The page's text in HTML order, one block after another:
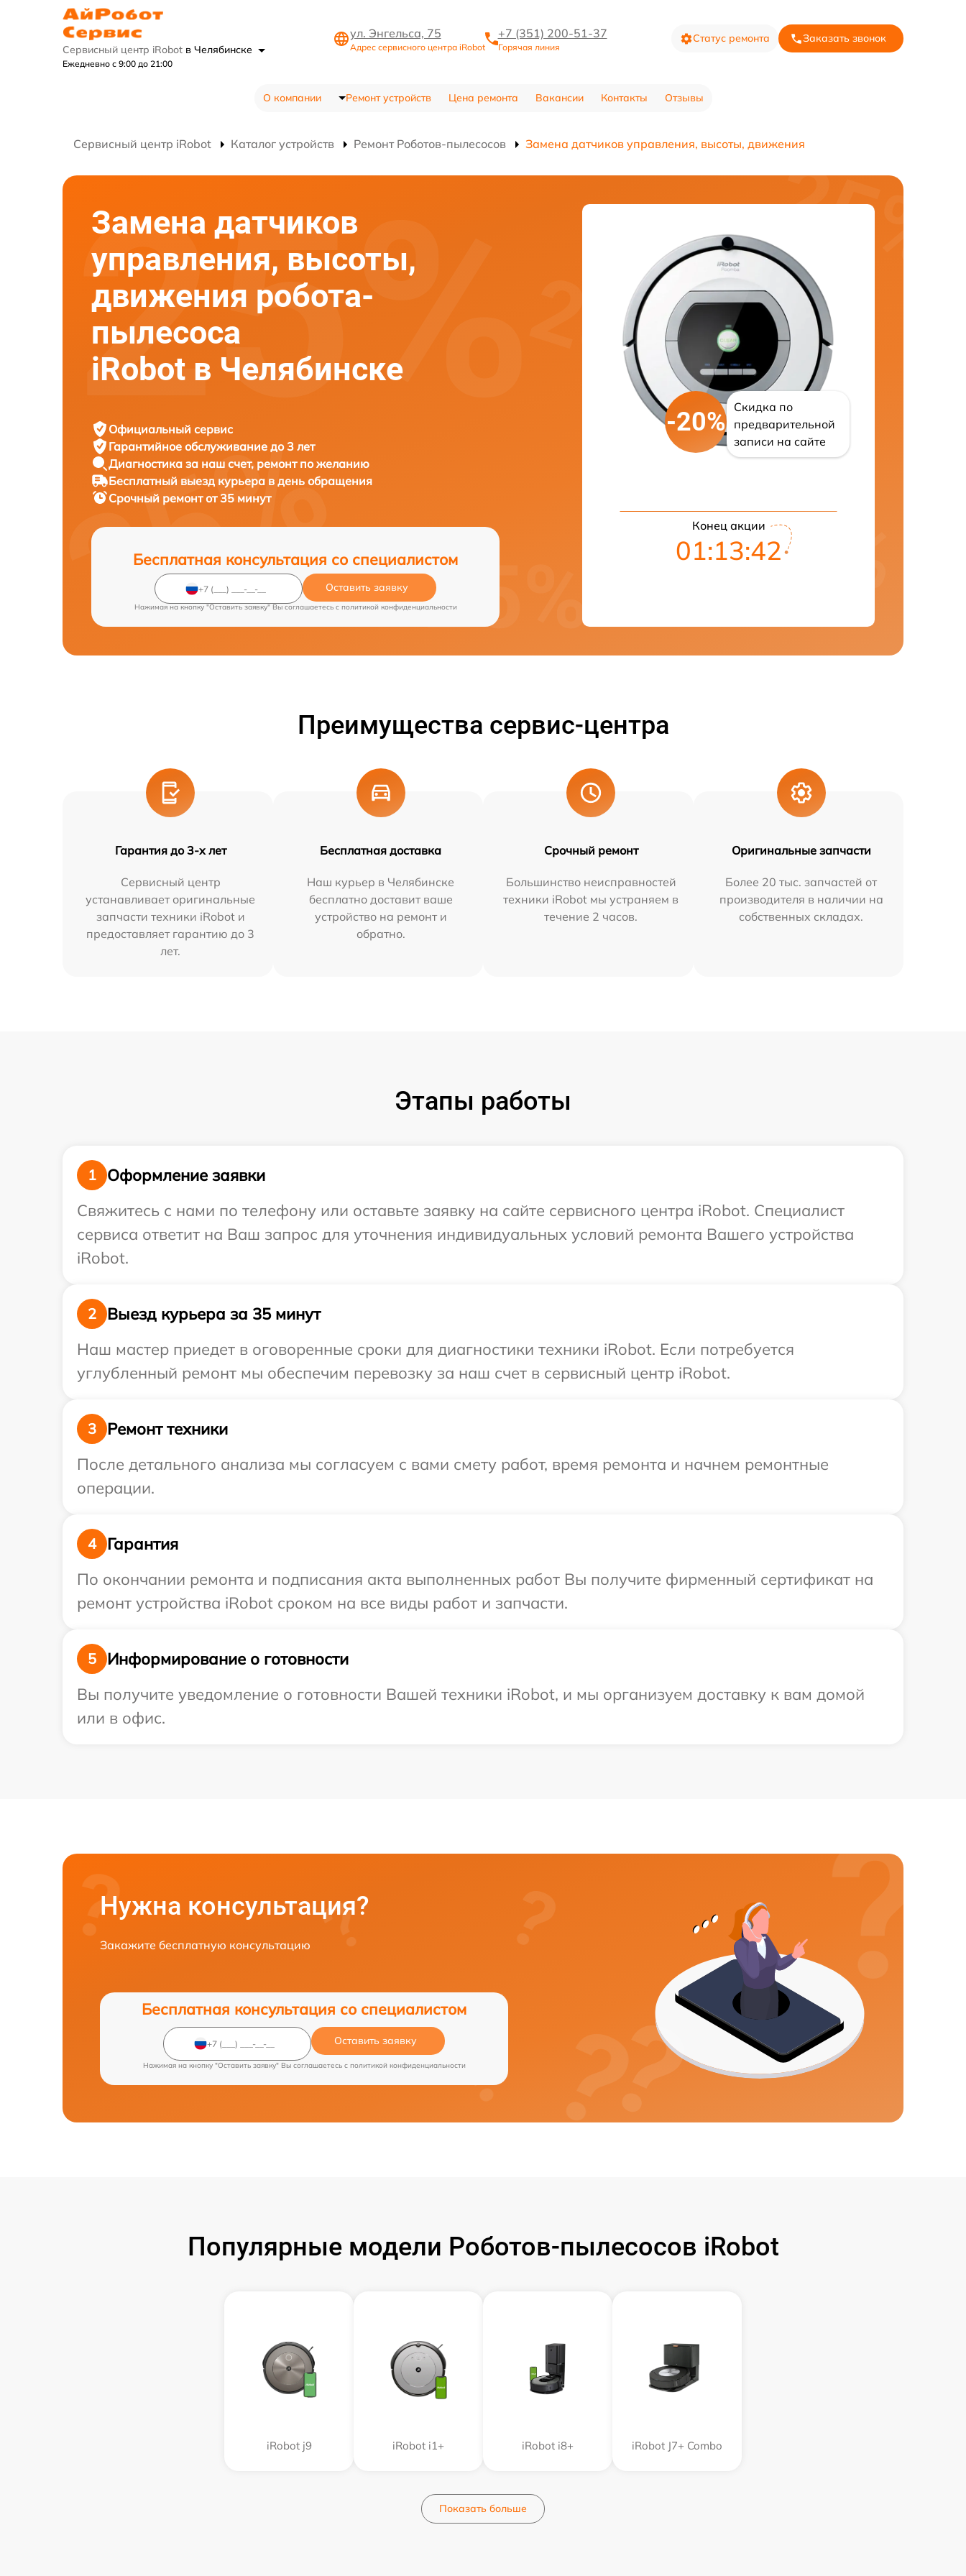
Сервисный центр iRobot в Челябинске
Ежедневно с 9:00 до 21:00
ул. Энгельса, 75
Адрес сервисного центра iRobot
+7 (351) 200-51-37
Горячая линия
Статус ремонта Заказать звонок
О компании Ремонт устройств Цена ремонта Вакансии Контакты Отзывы
Сервисный центр iRobot Каталог устройств Ремонт Роботов-пылесосов Замена датчиков управления, высоты, движения
Замена датчиков
управления, высоты,
движения робота-
пылесоса
iRobot в Челябинске
Официальный сервис
Гарантийное обслуживание до 3 лет
Диагностика за наш счет, ремонт по желанию
Бесплатный выезд курьера в день обращения
Срочный ремонтот 35 минут
Бесплатная консультация со специалистом
Оставить заявку
Нажимая на кнопку "Оставить заявку" Вы соглашаетесь c политикой конфиденциальности
-20%
Скидка по
предварительной
записи на сайте
Конец акции
01:13:42
Преимущества сервис-центра
Гарантия до 3-х лет
Сервисный центр
устанавливает оригинальные
запчасти техники iRobot и
предоставляет гарантию до 3
лет.
Бесплатная доставка
Наш курьер в Челябинске
бесплатно доставит ваше
устройство на ремонт и
обратно.
Срочный ремонт
Большинство неисправностей
техники iRobot мы устраняем в
течение 2 часов.
Оригинальные запчасти
Более 20 тыс. запчастей от
производителя в наличии на
собственных складах.
Этапы работы
1
Оформление заявки
Свяжитесь с нами по телефону или оставьте заявку на сайте сервисного центра iRobot. Специалист
сервиса ответит на Ваш запрос для уточнения индивидуальных условий ремонта Вашего устройства
iRobot.
2
Выезд курьера за 35 минут
Наш мастер приедет в оговоренные сроки для диагностики техники iRobot. Если потребуется
углубленный ремонт мы обеспечим перевозку за наш счет в сервисный центр iRobot.
3
Ремонт техники
После детального анализа мы согласуем с вами смету работ, время ремонта и начнем ремонтные
операции.
4
Гарантия
По окончании ремонта и подписания акта выполненных работ Вы получите фирменный сертификат на
ремонт устройства iRobot сроком на все виды работ и запчасти.
5
Информирование о готовности
Вы получите уведомление о готовности Вашей техники iRobot, и мы организуем доставку к вам домой
или в офис.
Нужна консультация?
Закажите бесплатную консультацию
Бесплатная консультация со специалистом
Оставить заявку
Нажимая на кнопку "Оставить заявку" Вы соглашаетесь c политикой конфиденциальности
Популярные модели Роботов-пылесосов iRobot
iRobot j9 iRobot i1+ iRobot i8+ iRobot J7+ Combo
Показать больше